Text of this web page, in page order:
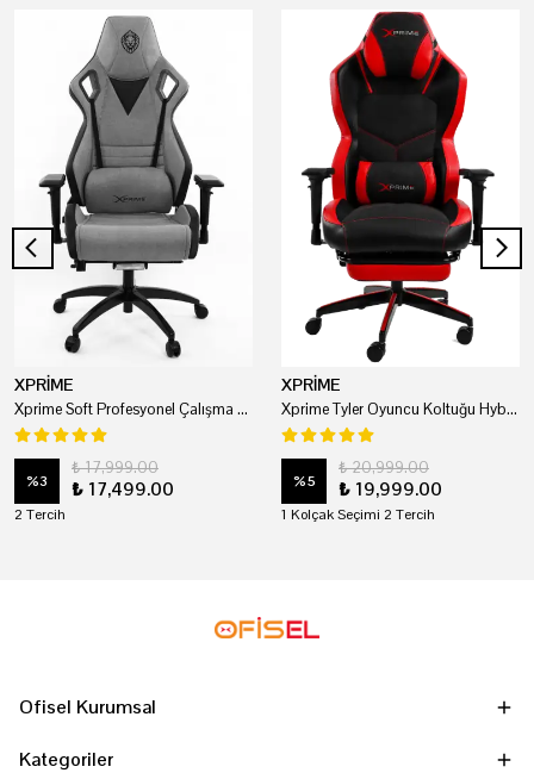
XPRİME
Xprime Soft Profesyonel Çalışma Ve Oyuncu Koltuğu
%3
₺ 17,999.00
₺ 17,499.00
2 Tercih
XPRİME
Xprime Tyler Oyuncu Koltuğu Hybrid Kumaş Kırmızı
%5
₺ 20,999.00
₺ 19,999.00
1 Kolçak Seçimi 2 Tercih
Ofisel Kurumsal
Kategoriler